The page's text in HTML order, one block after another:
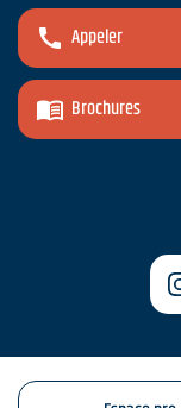
Appeler
Brochures